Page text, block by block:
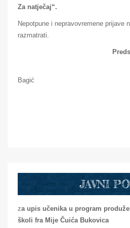
Za natječaj“.
Nepotpune i nepravovremene prijave
razmatrati.
JAVNI
za upis učenika u program
školi fra Mije Čuića Bukovica